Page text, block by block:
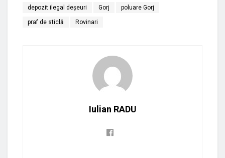
depozit ilegal deșeuri Gorj poluare Gorj
praf de sticlă Rovinari
Iulian RADU